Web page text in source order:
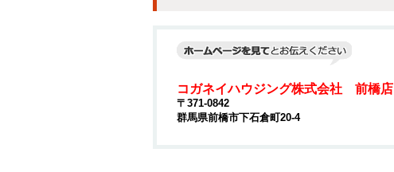
コガネイハウジング株式会社 前橋店
〒371-0842
群馬県前橋市下石倉町20-4